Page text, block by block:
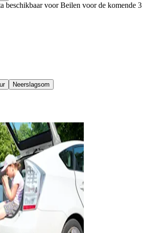
beschikbaar voor Beilen voor de komende 3
Neerslagsom